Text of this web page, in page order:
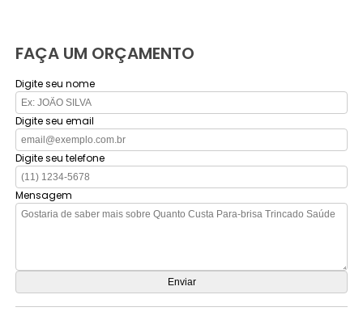
FAÇA UM ORÇAMENTO
Digite seu nome
Digite seu email
Digite seu telefone
Mensagem